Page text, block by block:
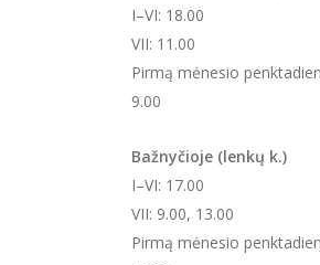
I–VI: 18.00
VII: 11.00
Pirmą mėnesio
9.00
Bažnyčioje (lenkų k.)
I–VI: 17.00
VII: 9.00, 13.00
Pirmą mėnesio